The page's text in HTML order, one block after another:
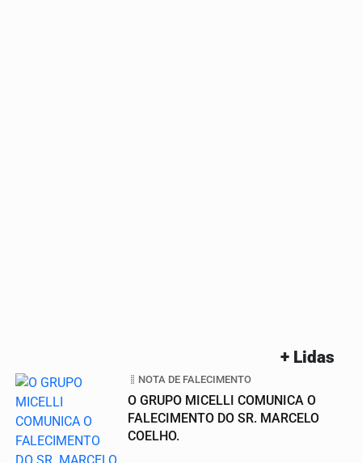
+ Lidas
NOTA DE FALECIMENTO
O GRUPO MICELLI COMUNICA O
FALECIMENTO DO SR. MARCELO
COELHO.